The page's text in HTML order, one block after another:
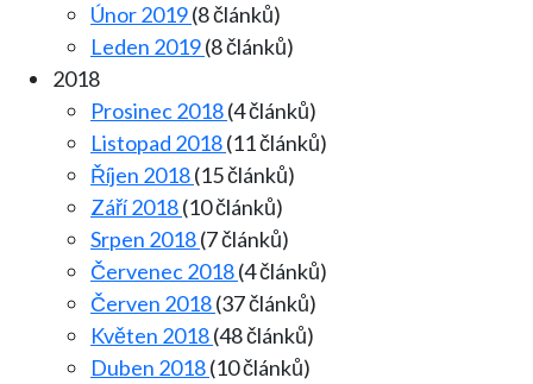
Únor 2019(8 článků)
Leden 2019(8 článků)
2018
Prosinec 2018(4 článků)
Listopad 2018(11 článků)
Říjen 2018(15 článků)
Září 2018(10 článků)
Srpen 2018(7 článků)
Červenec 2018(4 článků)
Červen 2018(37 článků)
Květen 2018(48 článků)
Duben 2018(10 článků)